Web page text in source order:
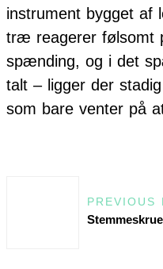
instrument bygget af
træ reagerer følsomt
spænding, og i det
talt – ligger der
som bare venter på
PREVIOUS